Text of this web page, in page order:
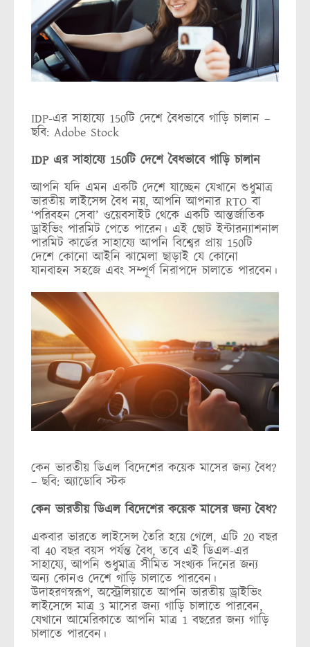
IDP-এর সাহায্যে 150টি দেশে বৈধভাবে গাড়ি চালান –
ছবি: Adobe Stock
IDP এর সাহায্যে 150টি দেশে বৈধভাবে গাড়ি চালান
আপনি যদি এমন একটি দেশে যাচ্ছেন যেখানে শুধুমাত্র
ভারতীয় লাইসেন্স বৈধ নয়, আপনি আপনার RTO বা
‘পরিবহন সেবা’ ওয়েবসাইট থেকে একটি আন্তর্জাতিক
ড্রাইভিং পারমিট পেতে পারেন। এই ছোট ইন্টারন্যাশনাল
পারমিট কার্ডের সাহায্যে আপনি বিশ্বের প্রায় 150টি
দেশে কোনো আইনি ঝামেলা ছাড়াই যে কোনো
যানবাহন সহজে এবং সম্পূর্ণ নিরাপদে চালাতে পারবেন।
কেন ভারতীয় ডিএল বিদেশের কয়েক মাসের জন্য বৈধ?
– ছবি: অ্যাডোবি স্টক
কেন ভারতীয় ডিএল বিদেশের কয়েক মাসের জন্য বৈধ?
একবার ভারতে লাইসেন্স তৈরি হয়ে গেলে, এটি 20 বছর
বা 40 বছর বয়স পর্যন্ত বৈধ, তবে এই ডিএল-এর
সাহায্যে, আপনি শুধুমাত্র সীমিত সংখ্যক দিনের জন্য
অন্য কোনও দেশে গাড়ি চালাতে পারবেন।
উদাহরণস্বরূপ, অস্ট্রেলিয়াতে আপনি ভারতীয় ড্রাইভিং
লাইসেন্সে মাত্র 3 মাসের জন্য গাড়ি চালাতে পারবেন,
যেখানে আমেরিকাতে আপনি মাত্র 1 বছরের জন্য গাড়ি
চালাতে পারবেন।